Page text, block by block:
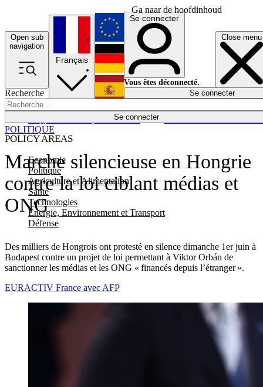
Ga naar de hoofdinhoud
Open sub
navigation
Close menu
Recherche
Se connecter
POLICY AREAS
Economie
Politique
Agriculture et Alimentation
Santé
Technologies
Energie, Environnement et Transport
Défense
Économie
Français
English
Deutsch
Español
Se connecter
Vous êtes déconnecté.
Se connecter
Marche silencieuse en Hongrie
contre la loi ciblant médias et
ONG
Des milliers de Hongrois ont protesté en silence dimanche 1er juin à
Budapest contre un projet de loi permettant à Viktor Orbán de
sanctionner les médias et les ONG « financés depuis l’étranger ».
POLITIQUE
EURACTIV France avec AFP